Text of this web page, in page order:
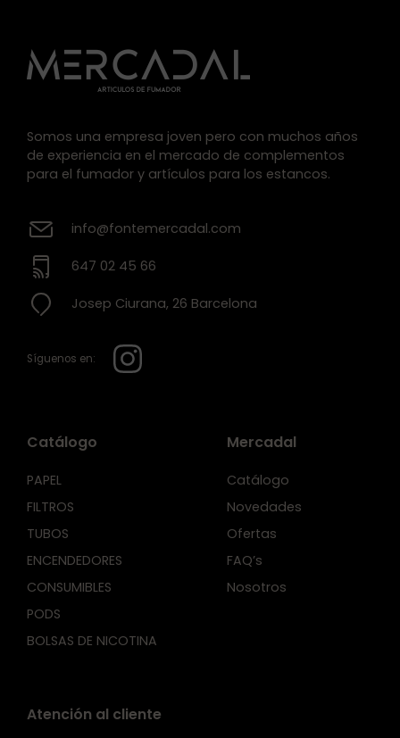
Somos una empresa joven pero con muchos años
de experiencia en el mercado de complementos
para el fumador y artículos para los estancos.
info@fontemercadal.com
647 02 45 66
Josep Ciurana, 26 Barcelona
Síguenos en:
Catálogo
PAPEL
FILTROS
TUBOS
ENCENDEDORES
CONSUMIBLES
PODS
BOLSAS DE NICOTINA
Mercadal
Catálogo
Novedades
Ofertas
FAQ’s
Nosotros
Atención al cliente